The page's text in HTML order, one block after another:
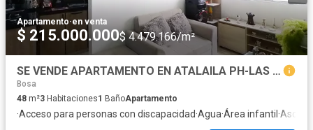
Apartamento·en venta
$ 215.000.000$ 4.479.166/m²
SE VENDE APARTAMENTO EN ATALAILA PH-LAS MARGARITAS BOSA-BOGOTA
Bosa
48 m²3 Habitaciones1 BañoApartamento
·Acceso para personas con discapacidad·Agua·Área infantil ·